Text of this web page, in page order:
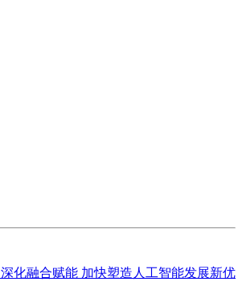
化融合赋能 加快塑造人工智能发展新优